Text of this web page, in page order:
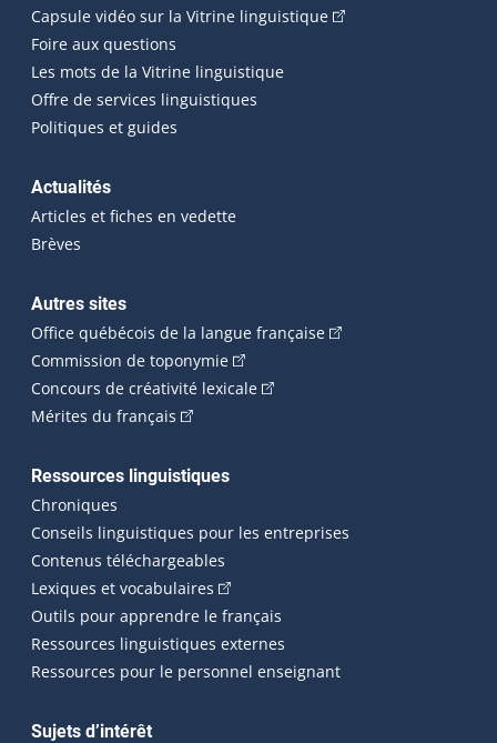
Capsule vidéo sur la Vitrine linguistique(Cet hyperlien
Foire aux questions
Les mots de la Vitrine linguistique
Offre de services linguistiques
Politiques et guides
Actualités
Articles et fiches en vedette
Brèves
Autres sites
Office québécois de la langue française(Cet hyperlien
Commission de toponymie(Cet hyperlien externe s'ouvrira
Concours de créativité lexicale(Cet hyperlien externe
Mérites du français (Cet hyperlien externe s'ouvrira dans une
Ressources linguistiques
Chroniques
Conseils linguistiques pour les entreprises
Contenus téléchargeables
Lexiques et vocabulaires (Cet hyperlien externe s'ouvrira
Outils pour apprendre le français
Ressources linguistiques externes
Ressources pour le personnel enseignant
Sujets d’intérêt